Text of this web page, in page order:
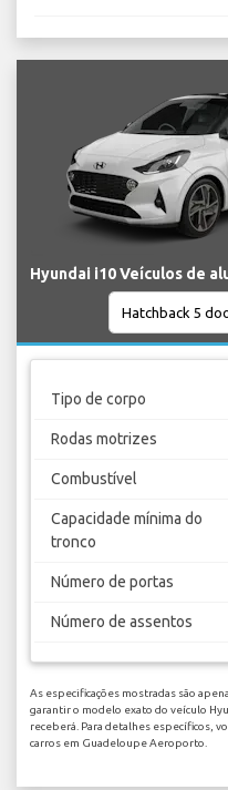
Hyundai i10 Veículos de
Tipo de corpo
Rodas motrizes
Combustível
Capacidade mínima do
tronco
Número de portas
Número de assentos
As especificações mostradas são
garantir o modelo exato do veículo
receberá. Para detalhes específicos,
carros em Guadeloupe Aeroporto.